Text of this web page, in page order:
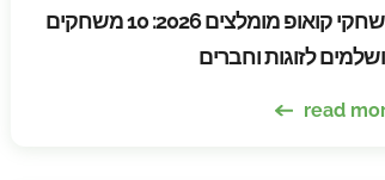
משחקי קואופ מומלצים 2026: 10 משחקים
לזוגות וחברים
read